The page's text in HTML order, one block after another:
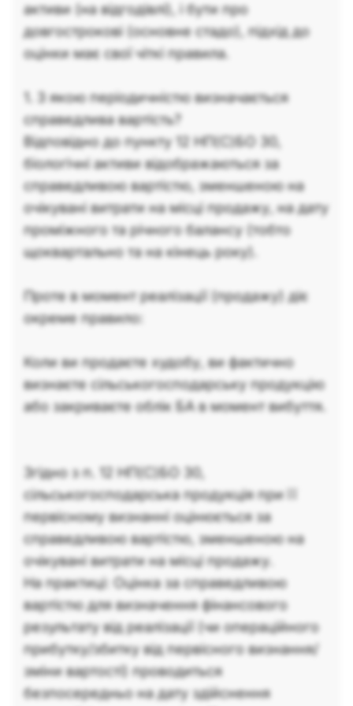
активи (на відгодівлі), і бути про
довгострокові (основне стадо), підхід до
оцінки має свої чіткі правила.
1. З якою періодичністю визначається
справедлива вартість?
Відповідно до пункту 12 НП(С)БО 30,
біологічні активи відображаються за
справедливою вартістю, зменшеною на
очікувані витрати на місці продажу, на дату
проміжного та річного балансу (тобто
щоквартально та на кінець року).
Проте в момент реалізації (продажу) діє
окреме правило:
Коли ви продаєте худобу, ви фактично
визнаєте сільськогосподарську продукцію
або закриваєте облік БА в момент вибуття.
Згідно з п. 12 НП(С)БО 30,
сільськогосподарська продукція при її
первісному визнанні оцінюється за
справедливою вартістю, зменшеною на
очікувані витрати на місці продажу.
На практиці: Оцінка за справедливою
вартістю для визначення фінансового
результату від реалізації (чи операційного
прибутку/збитку від первісного визнання/
зміни вартості) проводиться
безпосередньо на дату здійснення